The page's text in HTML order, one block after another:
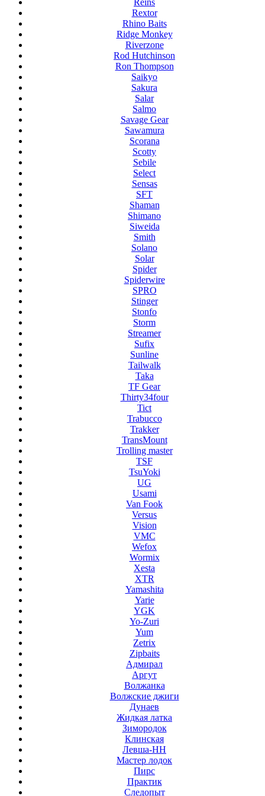
Reins
Rextor
Rhino Baits
Ridge Monkey
Riverzone
Rod Hutchinson
Ron Thompson
Saikyo
Sakura
Salar
Salmo
Savage Gear
Sawamura
Scorana
Scotty
Sebile
Select
Sensas
SFT
Shaman
Shimano
Siweida
Smith
Solano
Solar
Spider
Spiderwire
SPRO
Stinger
Stonfo
Storm
Streamer
Sufix
Sunline
Tailwalk
Taka
TF Gear
Thirty34four
Tict
Trabucco
Trakker
TransMount
Trolling master
TSF
TsuYoki
UG
Usami
Van Fook
Versus
Vision
VMC
Wefox
Wormix
Xesta
XTR
Yamashita
Yarie
YGK
Yo-Zuri
Yum
Zetrix
Zipbaits
Адмирал
Аргут
Волжанка
Волжские джиги
Дунаев
Жидкая латка
Зимородок
Клинская
Левша-НН
Мастер лодок
Пирс
Практик
Следопыт